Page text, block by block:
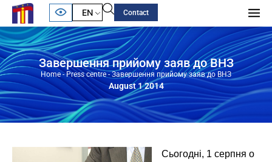
EN Contact
Завершення прийому заяв до ВНЗ
Home -Press centre-Завершення прийому заяв до ВНЗ
August 1 2014
Сьогодні, 1 серпня о